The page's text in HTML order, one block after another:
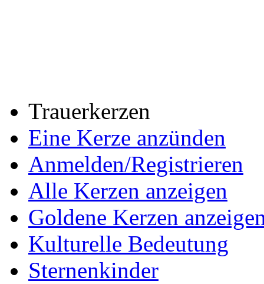
Trauerkerzen
Eine Kerze anzünden
Anmelden/Registrieren
Alle Kerzen anzeigen
Goldene Kerzen
Kulturelle Bedeutung
Sternenkinder